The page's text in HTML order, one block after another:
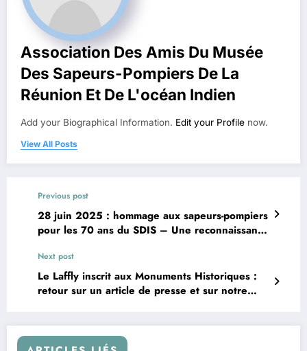
Association Des Amis Du Musée
Des Sapeurs-Pompiers De La
Réunion Et De L'océan Indien
Add your Biographical Information. Edit your Profile now.
View All Posts
Previous post
28 juin 2025 : hommage aux sapeurs-pompiers
pour les 70 ans du SDIS – Une reconnaissance
Next post
Le Laffly inscrit aux Monuments Historiques :
retour sur un article de presse et sur notre